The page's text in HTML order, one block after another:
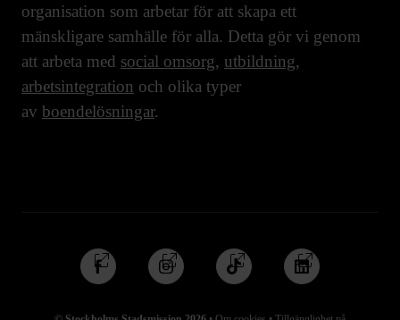
organisation som arbetar för att skapa ett
mänskligare samhälle för alla. Detta gör vi genom
att arbeta med social omsorg, utbildning,
arbetsintegration och olika typer
av boendelösningar.
Följ
oss
Följ
oss
Följ
oss
Följ
oss